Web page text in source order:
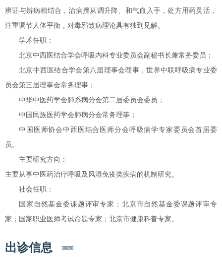
辨证与辨病相结合，治病擅从调升降、和气血入手，处方用药灵活，
注重调节人体平衡，对毒邪致病理论具有独到见解。
学术任职：
北京中西医结合学会呼吸内科专业委员会副秘书长兼常务委员；
北京中西医结合学会第八届理事会理事，世界中联呼吸病专业委
员会第三届理事会常务理事；
中华中医药学会肺系病分会第二届委员会委员；
中国民族医药学会肺病分会常务理事；
中国医师协会中西医结合医师分会呼吸病学专家委员会首届委
员。
主要研究方向：
主要从事中医药治疗呼吸及风湿免疫类疾病的机制研究。
社会任职：
国家自然基金委课题评审专家；北京市自然基金委课题评审专
家；国家职业医师考试命题专家；北京市健康科普专家。
出诊信息